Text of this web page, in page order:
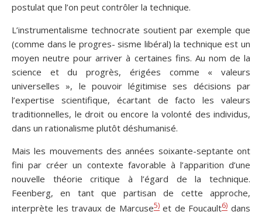
postulat que l’on peut contrôler la technique.
L’instrumentalisme technocrate soutient par exemple que
(comme dans le progres- sisme libéral) la technique est un
moyen neutre pour arriver à certaines fins. Au nom de la
science et du progrès, érigées comme « valeurs
universelles », le pouvoir légitimise ses décisions par
l’expertise scientifique, écartant de facto les valeurs
traditionnelles, le droit ou encore la volonté des individus,
dans un rationalisme plutôt déshumanisé.
Mais les mouvements des années soixante-septante ont
fini par créer un contexte favorable à l’apparition d’une
nouvelle théorie critique à l’égard de la technique.
Feenberg, en tant que partisan de cette approche,
interprète les travaux de Marcuse5)et de Foucault6) dans